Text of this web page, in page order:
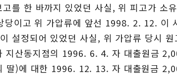
고를 한 바까지 있었던 사실, 위 피고가 소
이고 위 가압류에 앞선 1998. 2. 12. 이
설정되어 있었던 사실, 위 가압류 당시
지산동지점의 1996. 6. 4. 자 대출원금
딸)에 대한 1996. 12. 13. 자 대출원금